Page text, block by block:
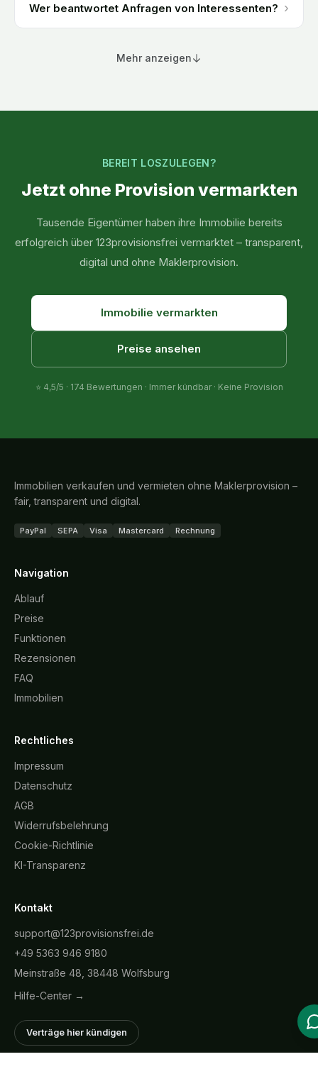
Wer beantwortet Anfragen von Interessenten? ›
Mehr anzeigen
BEREIT LOSZULEGEN?
Jetzt ohne Provision vermarkten
Tausende Eigentümer haben ihre Immobilie bereits
erfolgreich über 123provisionsfrei vermarktet – transparent,
digital und ohne Maklerprovision.
Immobilie vermarkten
Preise ansehen
⭐ 4,5/5 · 174 Bewertungen · Immer kündbar · Keine Provision
Immobilien verkaufen und vermieten ohne Maklerprovision –
fair, transparent und digital.
PayPal SEPA Visa Mastercard Rechnung
Navigation
Ablauf
Preise
Funktionen
Rezensionen
FAQ
Immobilien
Rechtliches
Impressum
Datenschutz
AGB
Widerrufsbelehrung
Cookie-Richtlinie
KI-Transparenz
Kontakt
support@123provisionsfrei.de
+49 5363 946 9180
Meinstraße 48, 38448 Wolfsburg
Hilfe-Center →
Verträge hier kündigen